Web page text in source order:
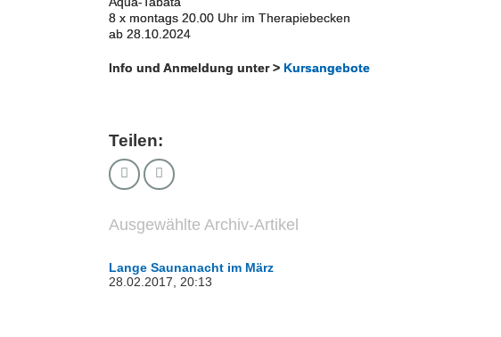
8 x montags 20.00 Uhr im Therapiebecken
ab 28.10.2024
Info und Anmeldung unter > Kursangebote
Teilen:
Ausgewählte Archiv-Artikel
Lange Saunanacht im März
28.02.2017, 20:13